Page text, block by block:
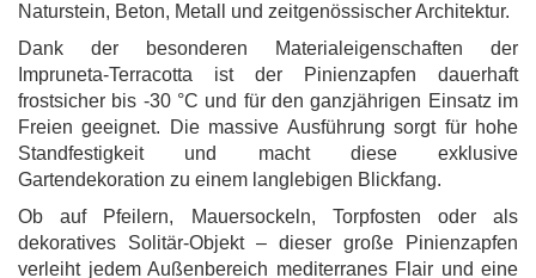
Naturstein, Beton, Metall und zeitgenössischer Architektur.
Dank der besonderen Materialeigenschaften der
Impruneta-Terracotta ist der Pinienzapfen dauerhaft
frostsicher bis -30 °C und für den ganzjährigen Einsatz im
Freien geeignet. Die massive Ausführung sorgt für hohe
Standfestigkeit und macht diese exklusive
Gartendekoration zu einem langlebigen Blickfang.
Ob auf Pfeilern, Mauersockeln, Torpfosten oder als
dekoratives Solitär-Objekt – dieser große Pinienzapfen
verleiht jedem Außenbereich mediterranes Flair und eine